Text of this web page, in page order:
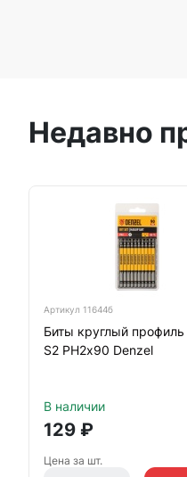
Недавно
Артикул 11644б
Биты круглый профиль
S2 PH2х90 Denzel
В наличии
129 ₽
Цена за шт.